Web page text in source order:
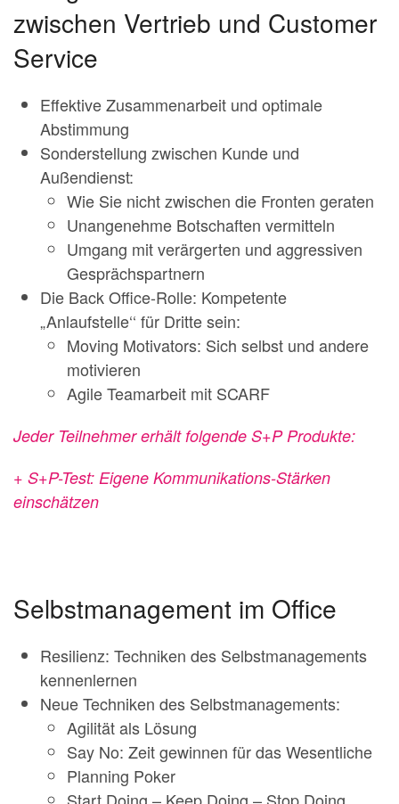
zwischen Vertrieb und Customer
Service
Effektive Zusammenarbeit und optimale
Abstimmung
Sonderstellung zwischen Kunde und
Außendienst:
Wie Sie nicht zwischen die Fronten geraten
Unangenehme Botschaften vermitteln
Umgang mit verärgerten und aggressiven
Gesprächspartnern
Die Back Office-Rolle: Kompetente
„Anlaufstelle‘‘ für Dritte sein:
Moving Motivators: Sich selbst und andere
motivieren
Agile Teamarbeit mit SCARF
Jeder Teilnehmer erhält folgende S+P Produkte:
+ S+P-Test: Eigene Kommunikations-Stärken
einschätzen
Selbstmanagement im Office
Resilienz: Techniken des Selbstmanagements
kennenlernen
Neue Techniken des Selbstmanagements:
Agilität als Lösung
Say No: Zeit gewinnen für das Wesentliche
Planning Poker